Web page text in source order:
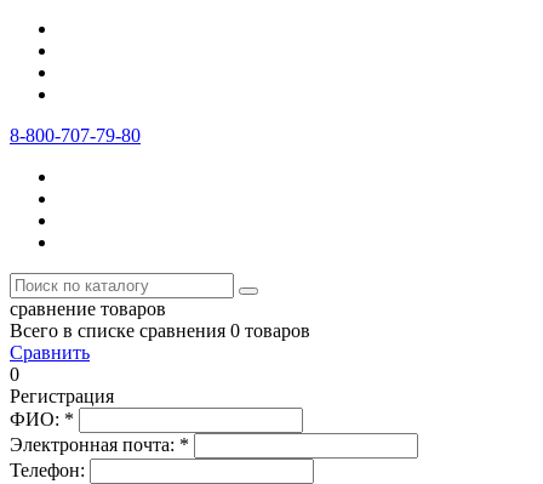
8-800-707-79-80
сравнение товаров
Всего в списке сравнения 0 товаров
Сравнить
0
Регистрация
ФИО: *
Электронная почта: *
Телефон: